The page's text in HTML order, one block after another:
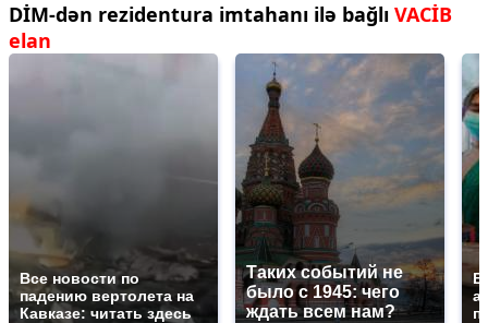
DİM-dən rezidentura imtahanı ilə bağlı VACİB
elan
Все новости по
падению вертолета на
Кавказе: читать здесь
Таких событий не
было с 1945: чего
ждать всем нам?
В